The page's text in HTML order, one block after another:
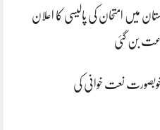
میں امتحان کی پالیسی کا اعلان
بن گئی
نعت خوانی کی